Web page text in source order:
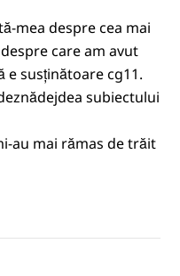
mea despre cea mai
care am avut
e susținătoare cg11.
subiectului
au mai rămas de trăit